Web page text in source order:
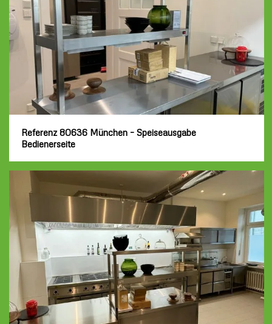
Referenz 80636 München – Speiseausgabe
Bedienerseite